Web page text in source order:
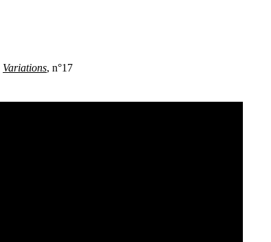
Variations, n°17